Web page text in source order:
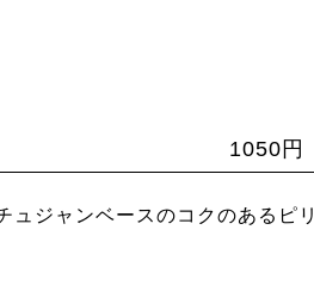
1050円
ュジャンベースのコクのあるピリ